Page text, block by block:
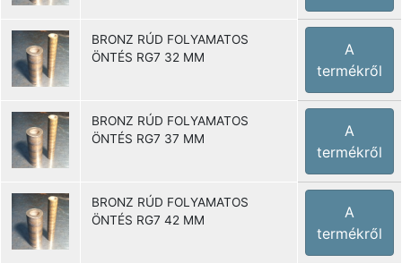
BRONZ RÚD FOLYAMATOS
ÖNTÉS RG7 32 MM
A
termékről
BRONZ RÚD FOLYAMATOS
ÖNTÉS RG7 37 MM
A
termékről
BRONZ RÚD FOLYAMATOS
ÖNTÉS RG7 42 MM
A
termékről